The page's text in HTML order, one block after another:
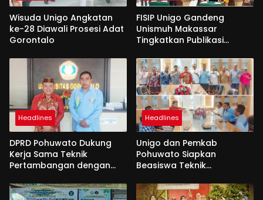
Wisuda Unigo Angkatan
ke-28 Diawali Prosesi Adat
Gorontalo
FISIP Unigo Gandeng
Unismuh Makassar
Tingkatkan Publikasi
Headlines
DPRD Pohuwato Dukung
Kerja Sama Teknik
Pertambangan dengan
Headlines
Unigo dan Pemkab
Pohuwato Siapkan
Beasiswa Teknik